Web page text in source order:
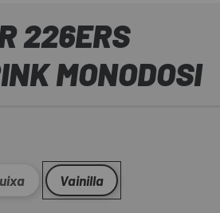
226ERS
MONODOSI
Vainilla